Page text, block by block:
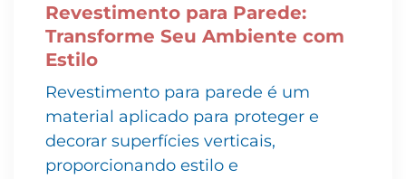
Revestimento para Parede:
Transforme Seu Ambiente com
Estilo
Revestimento para parede é um
material aplicado para proteger e
decorar superfícies verticais,
proporcionando estilo e